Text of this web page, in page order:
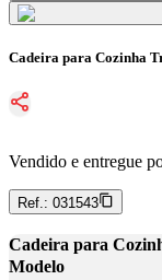
Cadeira para Cozinha
Vendido e entregue
Ref.: 031543
Cadeira para
Modelo